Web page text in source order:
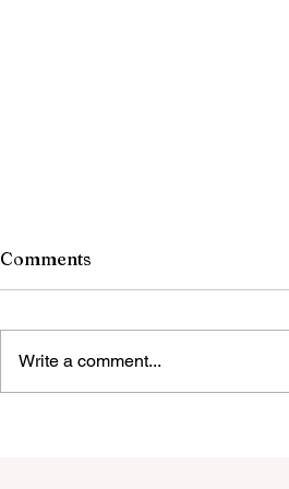
Comments
Write a comment...